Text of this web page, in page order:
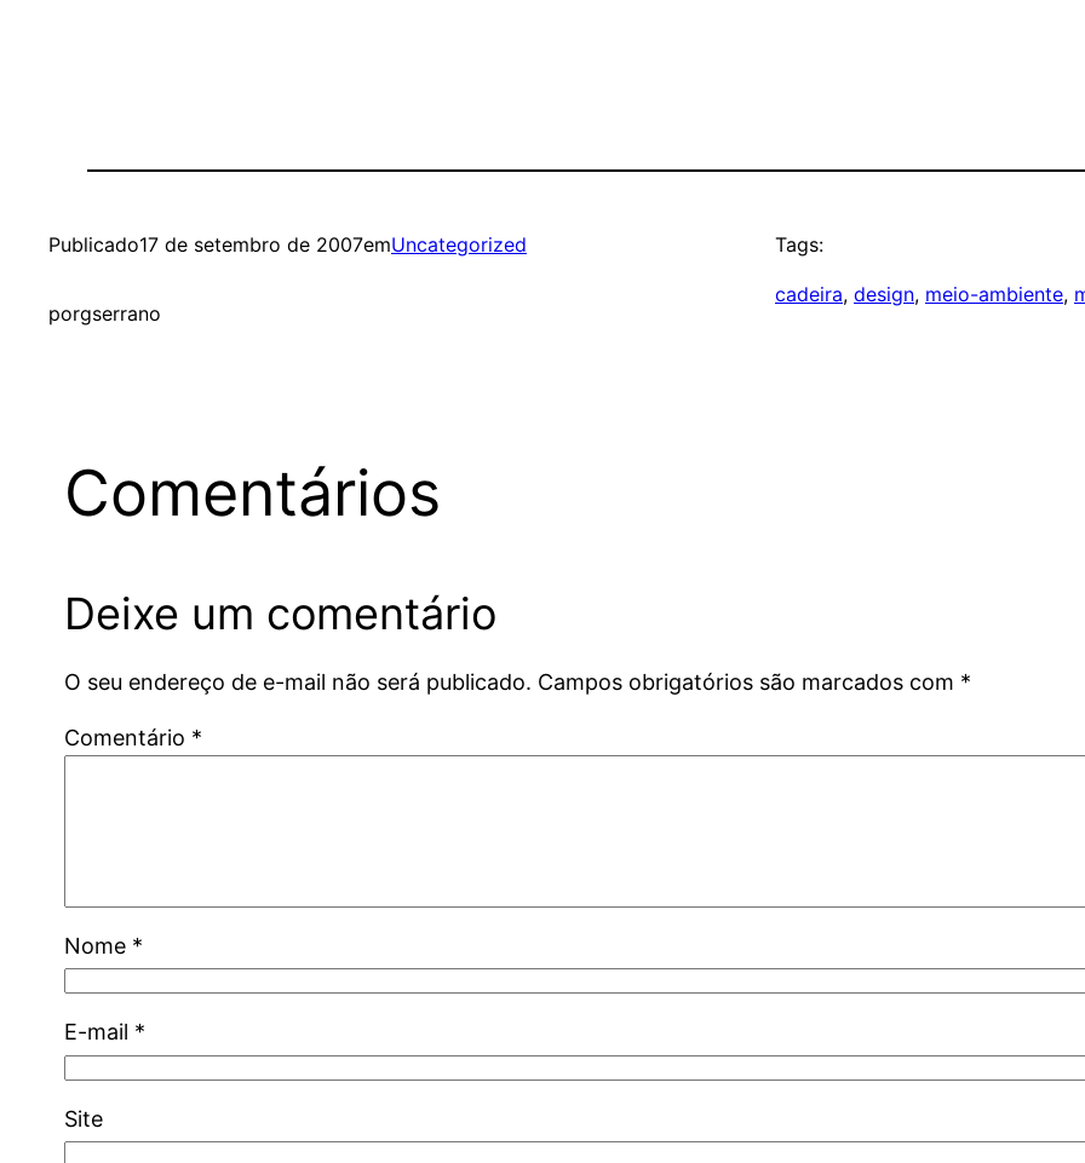
Publicado17 de setembro de 2007emUncategorized
porgserrano
Tags:
cadeira, design, meio-ambiente,
Comentários
Deixe um comentário
O seu endereço de e-mail não será publicado. Campos obrigatórios são marcados com *
Comentário *
Nome *
E-mail *
Site